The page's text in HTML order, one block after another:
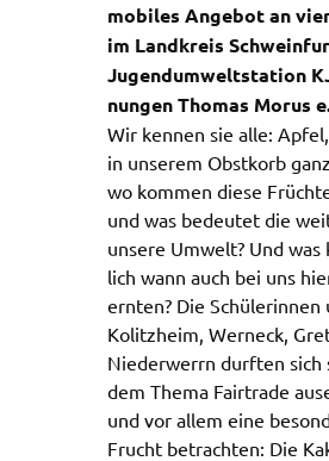
mobi­les Ange­bot an
im Land­kreis
Jugend­um­welt­sta­ti­on
nun­gen Thomas Morus
Wir kennen sie alle:
in unse­rem Obst­korb
wo kommen diese
und was bedeu­tet die
unse­re Umwelt? Und
lich wann auch bei uns
ernten? Die Schü­le­rin­nen
Kolitz­heim, Werneck,
Nieder­werrn durf­ten sich
dem Thema Fair­tra­de
und vor allem eine
Frucht betrach­ten: Die
Anbieter:
Landesamt für Digitalisierung,
Vermessung
Zweck:
Anzeige Online Kartendienst
WEBANALYSE
Unser Webanalyse-Tool
verwendet Cookies. Mit
die Nutzung unserer Webseite
beispielsweise ermitteln, wie
Reihenfolge unsere Seiten
bleiben dabei als Nutzer